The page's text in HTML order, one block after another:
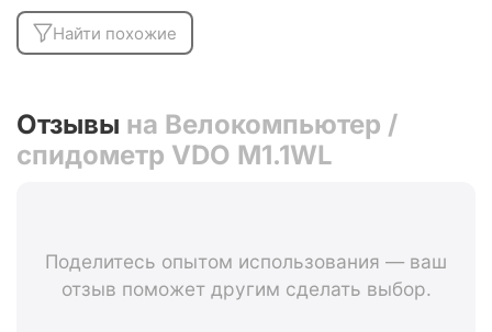
Найти похожие
Отзывы на Велокомпьютер /
спидометр VDO M1.1WL
Поделитесь опытом использования — ваш
отзыв поможет другим сделать выбор.